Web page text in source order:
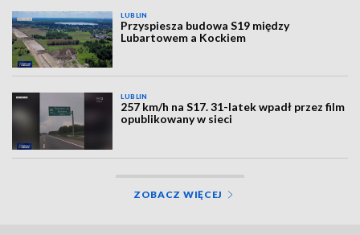
LUBLIN
Przyspiesza budowa S19 między
Lubartowem a Kockiem
LUBLIN
257 km/h na S17. 31-latek wpadł przez film
opublikowany w sieci
ZOBACZ WIĘCEJ